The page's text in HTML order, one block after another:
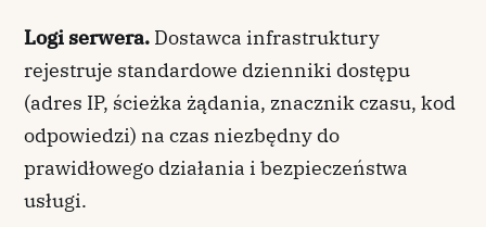
Logi serwera. Dostawca infrastruktury
rejestruje standardowe dzienniki dostępu
(adres IP, ścieżka żądania, znacznik czasu, kod
odpowiedzi) na czas niezbędny do
prawidłowego działania i bezpieczeństwa
usługi.